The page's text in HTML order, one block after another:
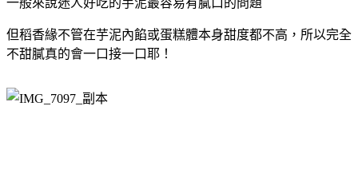
但稻香緣不管在芋泥內餡或蛋糕體本身甜度都不高，所以完全
不甜膩真的會一口接一口耶！